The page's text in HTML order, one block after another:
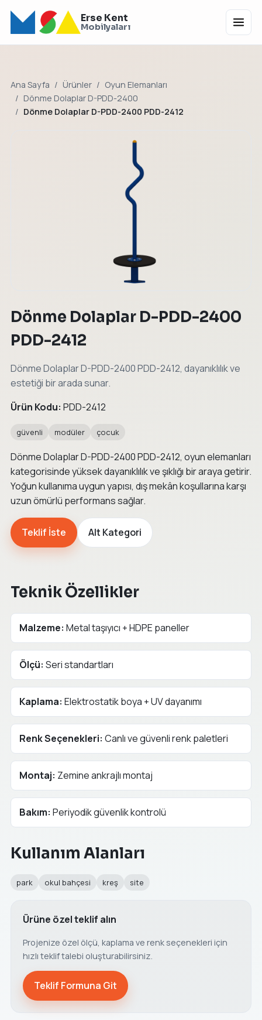
Erse Kent
Mobilyaları Menü
Ana Sayfa Ürünler
Oyun Elemanları
Dönme Dolaplar D-PDD-2400
Dönme Dolaplar D-PDD-2400 PDD-2412
Dönme Dolaplar D-PDD-2400
PDD-2412
Dönme Dolaplar D-PDD-2400 PDD-2412, dayanıklılık ve
estetiği bir arada sunar.
Ürün Kodu: PDD-2412
güvenli modüler çocuk
Dönme Dolaplar D-PDD-2400 PDD-2412, oyun elemanları
kategorisinde yüksek dayanıklılık ve şıklığı bir araya getirir.
Yoğun kullanıma uygun yapısı, dış mekân koşullarına karşı
uzun ömürlü performans sağlar.
Teklif İste Alt Kategori
Teknik Özellikler
Malzeme: Metal taşıyıcı + HDPE paneller
Ölçü: Seri standartları
Kaplama: Elektrostatik boya + UV dayanımı
Renk Seçenekleri: Canlı ve güvenli renk paletleri
Montaj: Zemine ankrajlı montaj
Bakım: Periyodik güvenlik kontrolü
Kullanım Alanları
park okul bahçesi kreş site
Ürüne özel teklif alın
Projenize özel ölçü, kaplama ve renk seçenekleri için
hızlı teklif talebi oluşturabilirsiniz.
Teklif Formuna Git